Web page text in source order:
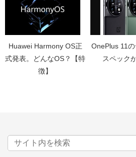
Huawei Harmony OS正
式発表。どんなOS？【特
徴】
OnePlus 11
スペック